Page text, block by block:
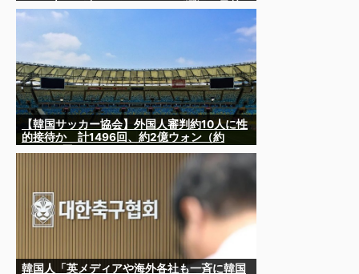
を持ってりゃそうなるわな
【韓国サッカー協会】外国人審判約10人に性
的接待か 計1496回、約2億ウォン（約
韓国人「英メディアや海外各社も一斉に韓国